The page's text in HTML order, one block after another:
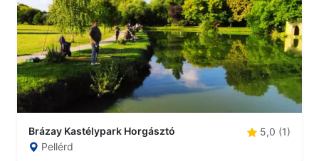
Brázay Kastélypark Horgásztó
5,0 (1)
Pellérd